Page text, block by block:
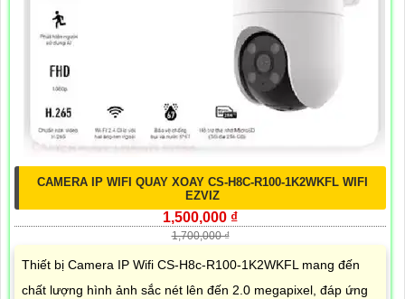
CAMERA IP WIFI QUAY XOAY CS-H8C-R100-1K2WKFL WIFI
EZVIZ
1,500,000 ₫
1,700,000 ₫
Thiết bị Camera IP Wifi CS-H8c-R100-1K2WKFL mang đến
chất lượng hình ảnh sắc nét lên đến 2.0 megapixel, đáp ứng